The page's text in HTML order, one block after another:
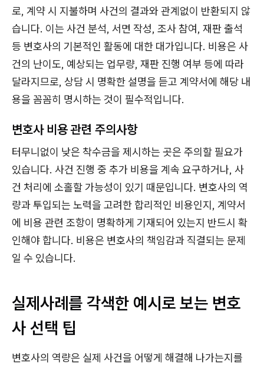
로, 계약 시 지불하며 사건의 결과와 관계없이 반환되지 않
습니다. 이는 사건 분석, 서면 작성, 조사 참여, 재판 출석
등 변호사의 기본적인 활동에 대한 대가입니다. 비용은 사
건의 난이도, 예상되는 업무량, 재판 진행 여부 등에 따라
달라지므로, 상담 시 명확한 설명을 듣고 계약서에 해당 내
용을 꼼꼼히 명시하는 것이 필수적입니다.
변호사 비용 관련 주의사항
터무니없이 낮은 착수금을 제시하는 곳은 주의할 필요가
있습니다. 사건 진행 중 추가 비용을 계속 요구하거나, 사
건 처리에 소홀할 가능성이 있기 때문입니다. 변호사의 역
량과 투입되는 노력을 고려한 합리적인 비용인지, 계약서
에 비용 관련 조항이 명확하게 기재되어 있는지 반드시 확
인해야 합니다. 비용은 변호사의 책임감과 직결되는 문제
일 수 있습니다.
실제사례를 각색한 예시로 보는 변호
사 선택 팁
변호사의 역량은 실제 사건을 어떻게 해결해 나가는지를